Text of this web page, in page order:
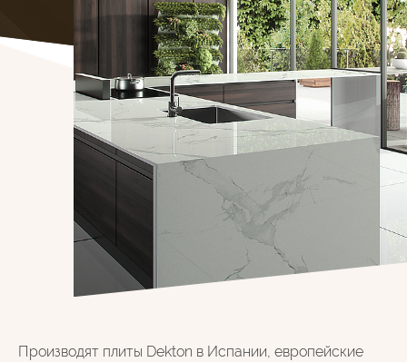
Производят плиты Dekton в Испании, европейские